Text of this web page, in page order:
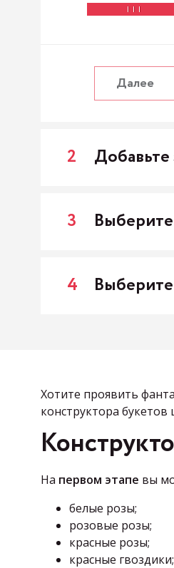
Далее
2 Добавьте
3
4
Хотите проявить
конструктора букетов
На первом этапе вы
белые розы;
розовые розы;
красные розы;
красные гвоздики;